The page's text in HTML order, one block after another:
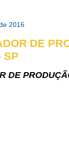
2016
DE
SP
DE